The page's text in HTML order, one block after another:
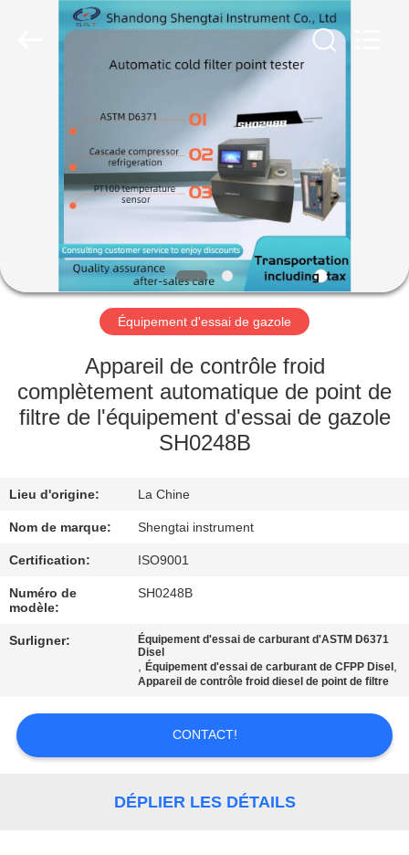
PRODUITS
SUJET
DE
NOUS
D'USINE
QUALITÉ
CONTACTEZ-
NOUS
DEMANDEZ
CITATION
PLAN
Équipement d'essai de gazole
Appareil de contrôle froid
complètement automatique de point de
filtre de l'équipement d'essai de gazole
SH0248B
Lieu d'origine: La Chine
Nom de marque: Shengtai instrument
Certification: ISO9001
Numéro de
modèle:
SH0248B
Surligner:
Équipement d'essai de carburant d'ASTM D6371
Disel
,Équipement d'essai de carburant de CFPP Disel ,
Appareil de contrôle froid diesel de point de filtre
CONTACT!
DÉPLIER LES DÉTAILS